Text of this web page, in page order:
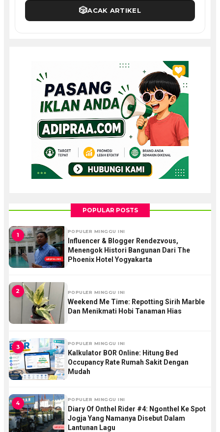
🎲ACAK ARTIKEL
POPULAR POSTS
1 POPULER MINGGU INI
Influencer & Blogger Rendezvous,
Menengok Histori Bangunan Dari The
Phoenix Hotel Yogyakarta
2 POPULER MINGGU INI
Weekend Me Time: Repotting Sirih Marble
Dan Menikmati Hobi Tanaman Hias
3 POPULER MINGGU INI
Kalkulator BOR Online: Hitung Bed
Occupancy Rate Rumah Sakit Dengan
Mudah
4 POPULER MINGGU INI
Diary Of Onthel Rider #4: Ngonthel Ke Spot
Jogja Yang Namanya Disebut Dalam
Lantunan Lagu